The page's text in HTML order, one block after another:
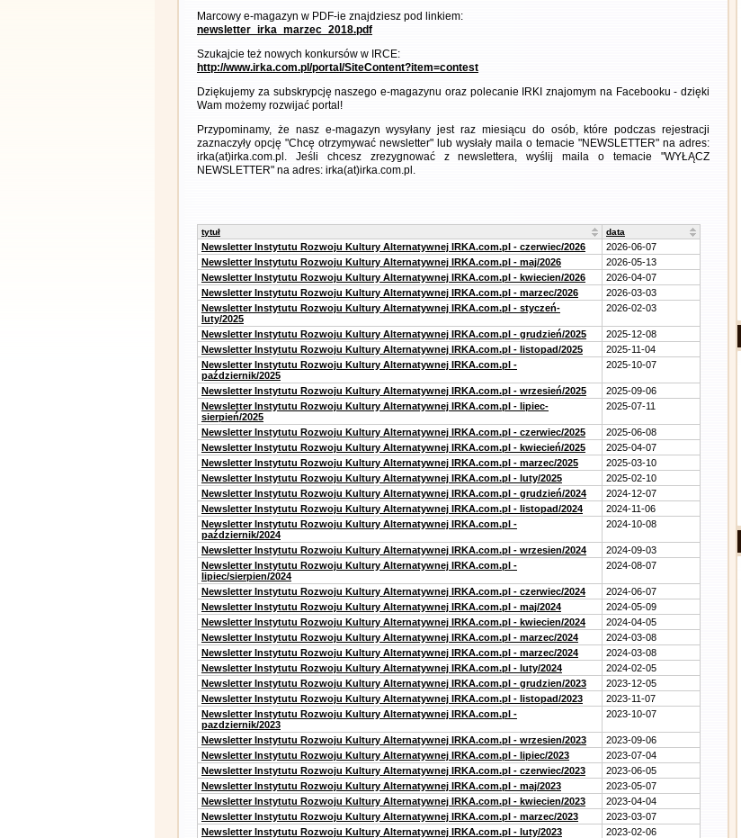
Marcowy e-magazyn w PDF-ie znajdziesz pod linkiem:
newsletter_irka_marzec_2018.pdf
Szukajcie też nowych konkursów w IRCE:
http://www.irka.com.pl/portal/SiteContent?item=contest
Dziękujemy za subskrypcję naszego e-magazynu oraz polecanie IRKI znajomym na Facebooku - dzięki
Wam możemy rozwijać portal!
Przypominamy, że nasz e-magazyn wysyłany jest raz miesiącu do osób, które podczas rejestracji
zaznaczyły opcję "Chcę otrzymywać newsletter" lub wysłały maila o temacie "NEWSLETTER" na adres:
irka(at)irka.com.pl. Jeśli chcesz zrezygnować z newslettera, wyślij maila o temacie "WYŁĄCZ
NEWSLETTER" na adres: irka(at)irka.com.pl.
tytuł data
Newsletter Instytutu Rozwoju Kultury Alternatywnej IRKA.com.pl - czerwiec/2026
2026-06-07
Newsletter Instytutu Rozwoju Kultury Alternatywnej IRKA.com.pl - maj/2026
2026-05-13
Newsletter Instytutu Rozwoju Kultury Alternatywnej IRKA.com.pl - kwiecien/2026
2026-04-07
Newsletter Instytutu Rozwoju Kultury Alternatywnej IRKA.com.pl - marzec/2026
2026-03-03
Newsletter Instytutu Rozwoju Kultury Alternatywnej IRKA.com.pl - styczeń-
luty/2025
2026-02-03
Newsletter Instytutu Rozwoju Kultury Alternatywnej IRKA.com.pl - grudzień/2025
2025-12-08
Newsletter Instytutu Rozwoju Kultury Alternatywnej IRKA.com.pl - listopad/2025
2025-11-04
Newsletter Instytutu Rozwoju Kultury Alternatywnej IRKA.com.pl -
październik/2025
2025-10-07
Newsletter Instytutu Rozwoju Kultury Alternatywnej IRKA.com.pl - wrzesień/2025
2025-09-06
Newsletter Instytutu Rozwoju Kultury Alternatywnej IRKA.com.pl - lipiec-
sierpień/2025
2025-07-11
Newsletter Instytutu Rozwoju Kultury Alternatywnej IRKA.com.pl - czerwiec/2025
2025-06-08
Newsletter Instytutu Rozwoju Kultury Alternatywnej IRKA.com.pl - kwiecień/2025
2025-04-07
Newsletter Instytutu Rozwoju Kultury Alternatywnej IRKA.com.pl - marzec/2025
2025-03-10
Newsletter Instytutu Rozwoju Kultury Alternatywnej IRKA.com.pl - luty/2025
2025-02-10
Newsletter Instytutu Rozwoju Kultury Alternatywnej IRKA.com.pl - grudzień/2024
2024-12-07
Newsletter Instytutu Rozwoju Kultury Alternatywnej IRKA.com.pl - listopad/2024
2024-11-06
Newsletter Instytutu Rozwoju Kultury Alternatywnej IRKA.com.pl -
październik/2024
2024-10-08
Newsletter Instytutu Rozwoju Kultury Alternatywnej IRKA.com.pl - wrzesien/2024
2024-09-03
Newsletter Instytutu Rozwoju Kultury Alternatywnej IRKA.com.pl -
lipiec/sierpien/2024
2024-08-07
Newsletter Instytutu Rozwoju Kultury Alternatywnej IRKA.com.pl - czerwiec/2024
2024-06-07
Newsletter Instytutu Rozwoju Kultury Alternatywnej IRKA.com.pl - maj/2024
2024-05-09
Newsletter Instytutu Rozwoju Kultury Alternatywnej IRKA.com.pl - kwiecien/2024
2024-04-05
Newsletter Instytutu Rozwoju Kultury Alternatywnej IRKA.com.pl - marzec/2024
2024-03-08
Newsletter Instytutu Rozwoju Kultury Alternatywnej IRKA.com.pl - marzec/2024
2024-03-08
Newsletter Instytutu Rozwoju Kultury Alternatywnej IRKA.com.pl - luty/2024
2024-02-05
Newsletter Instytutu Rozwoju Kultury Alternatywnej IRKA.com.pl - grudzien/2023
2023-12-05
Newsletter Instytutu Rozwoju Kultury Alternatywnej IRKA.com.pl - listopad/2023
2023-11-07
Newsletter Instytutu Rozwoju Kultury Alternatywnej IRKA.com.pl -
pazdziernik/2023
2023-10-07
Newsletter Instytutu Rozwoju Kultury Alternatywnej IRKA.com.pl - wrzesien/2023
2023-09-06
Newsletter Instytutu Rozwoju Kultury Alternatywnej IRKA.com.pl - lipiec/2023
2023-07-04
Newsletter Instytutu Rozwoju Kultury Alternatywnej IRKA.com.pl - czerwiec/2023
2023-06-05
Newsletter Instytutu Rozwoju Kultury Alternatywnej IRKA.com.pl - maj/2023
2023-05-07
Newsletter Instytutu Rozwoju Kultury Alternatywnej IRKA.com.pl - kwiecien/2023
2023-04-04
Newsletter Instytutu Rozwoju Kultury Alternatywnej IRKA.com.pl - marzec/2023
2023-03-07
Newsletter Instytutu Rozwoju Kultury Alternatywnej IRKA.com.pl - luty/2023
2023-02-06